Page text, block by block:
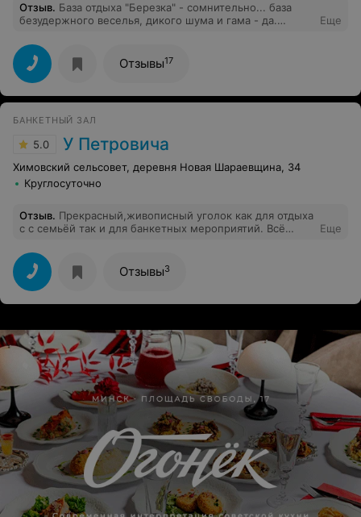
Отзыв. База отдыха "Березка" - сомнительно... база
безудержного веселья, дикого шума и гама - да.
2-3-4 ночи. Отдохнуть и насладиться великолепной
природой и озером (что несомненно присутствует) не
получится, от слова совсем. Печально((. Что касается
непосредственно природы - все отлично и лес и озеро
и рыбалка. Есть лодки для прогулок, катамараны. Как
людей на присутствие воспитания, культуры и
уважения к окружающим.
Еще
Отзывы17
БАНКЕТНЫЙ ЗАЛ
5.0 У Петровича
Химовский сельсовет, деревня Новая Шараевщина, 34
Круглосуточно
Отзыв. Прекрасный,живописный уголок как для отдыха
с с семьёй так и для банкетных мероприятий. Всё
времяпрепровождения. А баня - просто супер! Также
были приятно удивлены ценами. Спасибо большое за
доставленные удовольствия.
Еще
Отзывы3